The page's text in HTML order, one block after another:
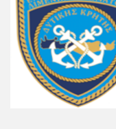
Σώματος.